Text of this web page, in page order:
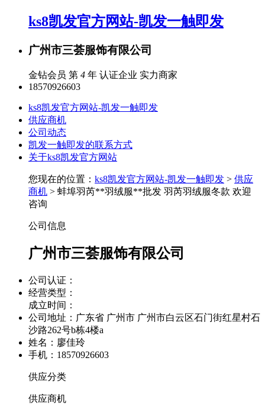
ks8凯发官方网站-凯发一触即发
广州市三荟服饰有限公司
金钻会员 第 4 年 认证企业 实力商家
18570926603
ks8凯发官方网站-凯发一触即发
供应商机
公司动态
凯发一触即发的联系方式
关于ks8凯发官方网站
您现在的位置： ks8凯发官方网站-凯发一触即发 > 供应
商机 > 蚌埠羽芮**羽绒服**批发 羽芮羽绒服冬款 欢迎
咨询
公司信息
广州市三荟服饰有限公司
公司认证：
经营类型：
成立时间：
公司地址： 广东省 广州市 广州市白云区石门街红星村石
沙路262号b栋4楼a
姓名：廖佳玲
手机：18570926603
供应分类
供应商机